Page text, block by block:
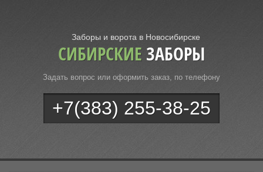
Заборы и ворота в Новосибирске
СИБИРСКИЕ ЗАБОРЫ
Задать вопрос или оформить заказ, по телефону
+7(383) 255-38-25